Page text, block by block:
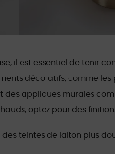
il est essentiel de tenir
décoratifs, comme
des appliques murales
optez pour des
des teintes de laiton plus